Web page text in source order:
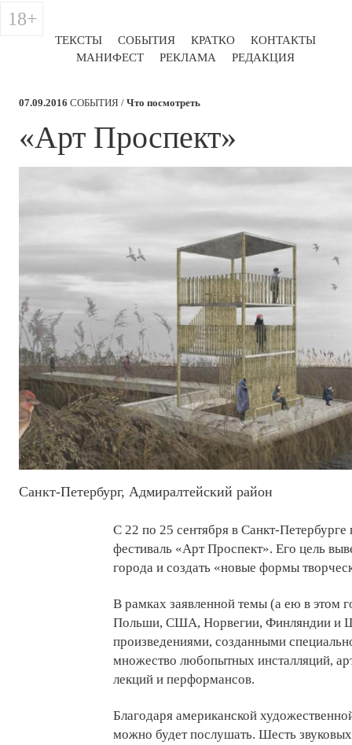
ТЕКСТЫ СОБЫТИЯ КРАТКО
КОНТАКТЫ
МАНИФЕСТ
РЕКЛАМА РЕДАКЦИЯ
18+
07.09.2016 СОБЫТИЯ / Что посмотреть
​«​Арт Проспект»
Санкт-Петербург, Адмиралтейский район
С 22 по 25 сентября в Санкт-
фестиваль «Арт Проспект». Его цель
города и создать «новые формы
В рамках заявленной темы (а ею в этом
Польши, США, Норвегии, Финляндии и
произведениями, созданными
множество любопытных инсталляций,
лекций и перформансов.
Благодаря американской
можно будет послушать. Шесть